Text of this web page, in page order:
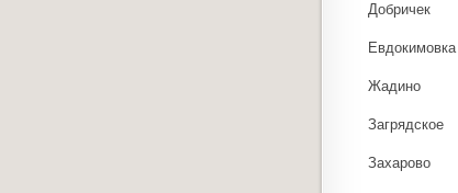
Добричек
Евдокимовка
Жадино
Загрядское
Захарово